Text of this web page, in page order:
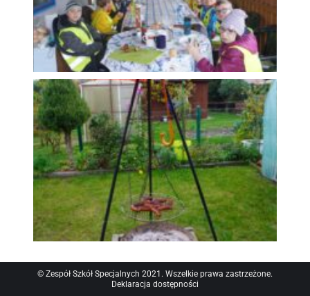
© Zespół Szkół Specjalnych 2021. Wszelkie prawa zastrzeżone.
Deklaracja dostępności